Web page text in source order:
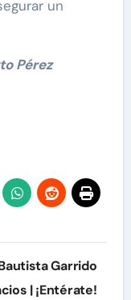
un
Pérez
Garrido
| ¡Entérate!